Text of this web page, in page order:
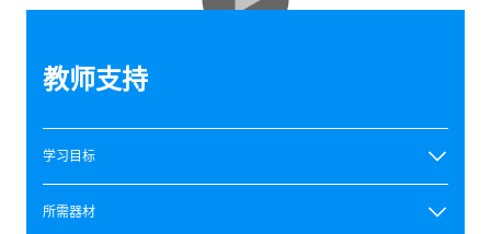
教师支持
学习目标
所需器材